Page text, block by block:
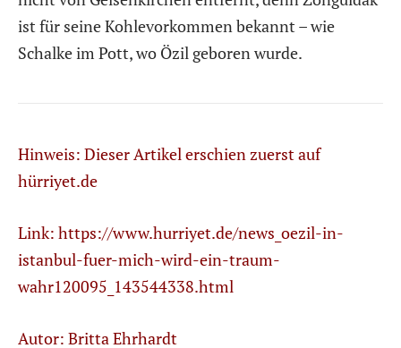
ist für seine Kohlevorkommen bekannt – wie
Schalke im Pott, wo Özil geboren wurde.
Hinweis: Dieser Artikel erschien zuerst auf
hürriyet.de
Link: https://www.hurriyet.de/news_oezil-in-
istanbul-fuer-mich-wird-ein-traum-
wahr120095_143544338.html
Autor: Britta Ehrhardt